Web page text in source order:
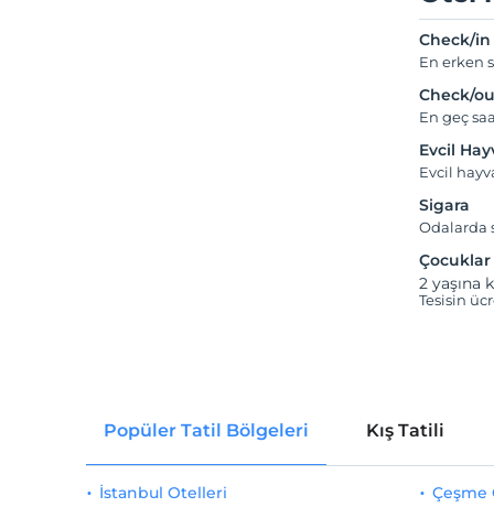
Check/in
En erken
Check/
En geç
Evcil
Evcil
Sigara
Odalarda
Çocuklar
2 yaşına
Tesisin
Popüler Tatil Bölgeleri Kış Tatili
İstanbul Otelleri Çeşme